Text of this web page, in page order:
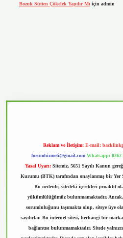
Bozuk Sütten Çökelek Yapılır Mı için admin
Reklam ve İletişim: E-mail:
forumhizmeti@gmail.com Whatsapp: 0262
Yasal Uyarı: Sitemiz, 5651 Sayılı Kanun
Kurumu (BTK) tarafından onaylanmış bir Yer
Bu nedenle, sitedeki içerikleri proaktif
yükümlülüğümüz bulunmamaktadır.
sorumluluğunu taşımakta olup, siteye üye
sayılırlar. Bu internet sitesi, herhangi bir
bağlantısı bulunmamaktadır. Sitede